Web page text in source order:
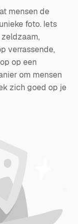
mensen de
foto. Iets
verrassende,
op een
om mensen
zich goed op je